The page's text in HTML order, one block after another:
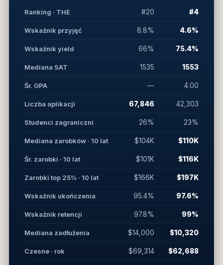
Ranking · THE #20 #4
Wskaźnik przyjęć 8.8% 4.6%
Wskaźnik yield 66% 75.4%
Mediana SAT 1535 1553
Śr. GPA — 4.00
Liczba aplikacji 67,846 42,303
Studenci zagraniczni 26% 23%
Mediana zarobków · 10 lat $104K $110K
Śr. zarobki · 10 lat $101K $116K
Zarobki top 25% · 10 lat $166K $197K
Wskaźnik ukończenia 95.4% 97.6%
Wskaźnik retencji 97.8% 99%
Mediana zadłużenia $14,000 $10,320
Czesne · rok $69,314 $62,688